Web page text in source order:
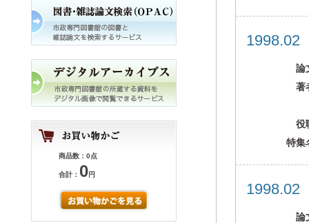
商品数：0点
合計： 0円
論
著
役
特集
論